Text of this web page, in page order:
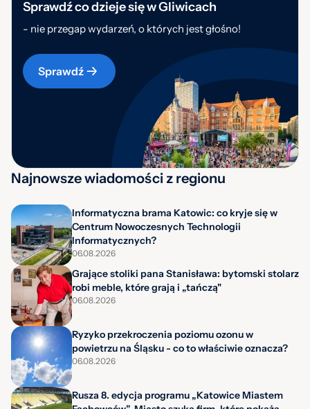
Sprawdź co dzieje się w Gliwicach
- nie przegap wydarzeń, o których jest głośno!
Sprawdź
Najnowsze wiadomości z regionu
Informatyczna brama Katowic: co kryje się w
Centrum Nowoczesnych Technologii
Informatycznych?
06.08.2026
Grające stoliki pana Stanisława: bytomski stolarz
robi meble, które grają i „tańczą"
06.08.2026
Ryzyko przekroczenia poziomu ozonu w
powietrzu na Śląsku - co to właściwie oznacza?
06.08.2026
Rusza 8. edycja programu „Katowice Miastem